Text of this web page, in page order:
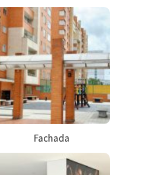
Fachada